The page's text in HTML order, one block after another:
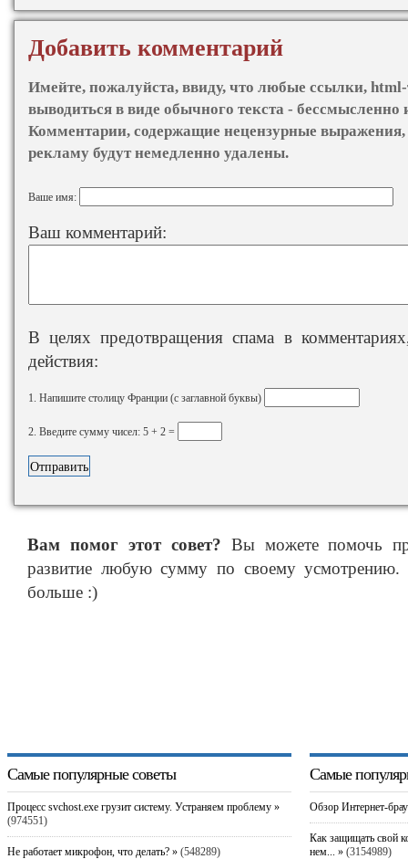
Добавить комментарий
Имейте, пожалуйста, ввиду, что любые ссылки,
выводиться в виде обычного текста - бессмысленно
Комментарии, содержащие нецензурные
рекламу будут немедленно удалены.
Ваше имя:
Ваш комментарий:
В целях предотвращения спама в
действия:
1. Напишите столицу Франции (с заглавной буквы)
2. Введите сумму чисел: 5 + 2 =
Вам помог этот совет? Вы можете помочь
развитие любую сумму по своему
больше :)
Самые популярные советы
Процесс svchost.exe грузит систему. Устраняем проблему »
(974551)
Не работает микрофон, что делать? »(548289)
Самые
Обзор Интернет-
Как защищать свой
нем... »(3154989)